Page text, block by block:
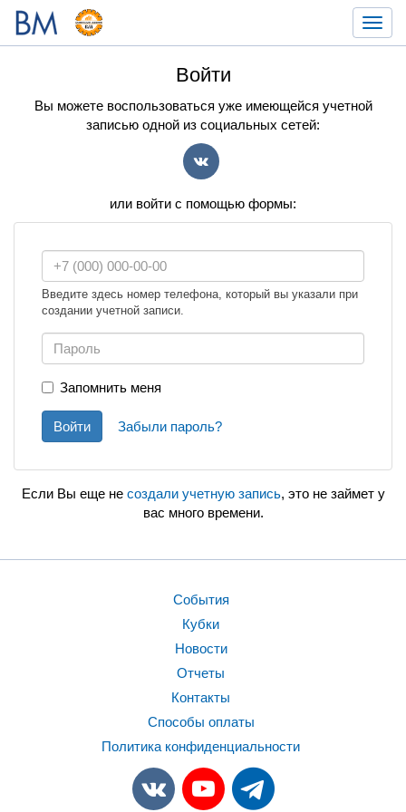
Войти
Вы можете воспользоваться уже имеющейся учетной
записью одной из социальных сетей:
или войти с помощью формы:
Введите здесь номер телефона, который вы указали при
создании учетной записи.
Запомнить меня
Войти Забыли пароль?
Если Вы еще не создали учетную запись, это не займет у
вас много времени.
События
Кубки
Новости
Отчеты
Контакты
Способы оплаты
Политика конфиденциальности